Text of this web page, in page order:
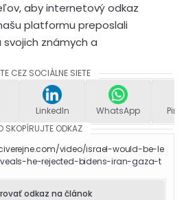
aby internetový odkaz
platformu preposlali
známych a
CEZ SOCIÁLNE SIETE
LinkedIn WhatsApp
SKOPÍRUJTE ODKAZ
video/israel-would-be-le
he-rejected-bidens-iran-gaza-t
odkaz na článok